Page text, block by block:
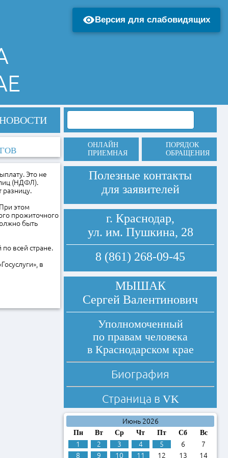
Это не
лиц (НДФЛ).
разницу.
этом
прожиточного
быть
всей стране.
в
ОНЛАЙН
ПРИЕМНАЯ
ПОРЯДОК
ОБРАЩЕНИЯ
Полезные контакты
для заявителей
г. Краснодар,
ул. им. Пушкина, 28
8 (861) 268-09-45
МЫШАК
Сергей Валентинович
Уполномоченный
по правам человека
в Краснодарском крае
Биография
Страница в VK
Июнь 2026
Пн Вт Ср Чт Пт Сб Вс
1 2 3 4 5 6
7
8
9 10 11 12 13 14
Версия для слабовидящих